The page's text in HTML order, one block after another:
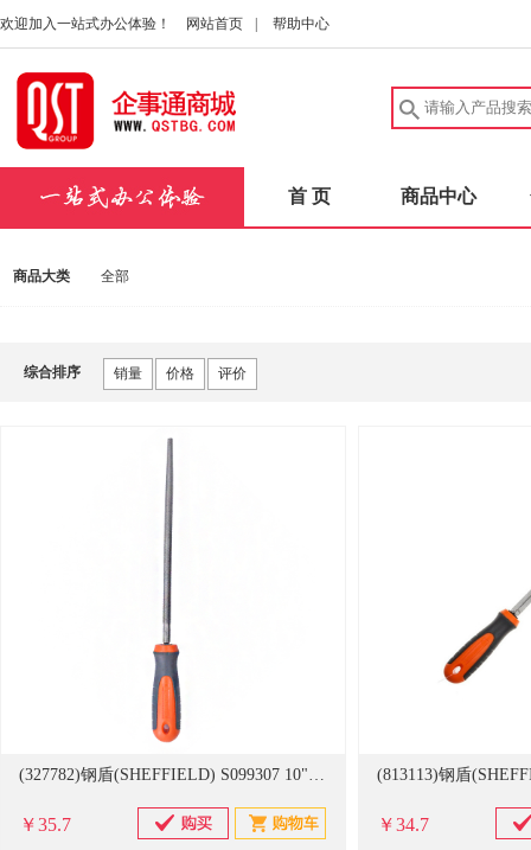
欢迎加入一站式办公体验！ 网站首页 帮助中心
首 页 商品中心
商品大类 全部
综合排序 销量 价格 评价
(327782)钢盾(SHEFFIELD) S099307 10" 中齿圆锉(单位：把)
￥35.7 ￥34.7